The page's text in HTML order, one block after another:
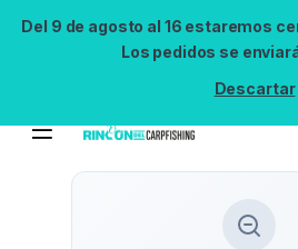
Del 9 de agosto al 16 estaremos
Los pedidos se
Descartar